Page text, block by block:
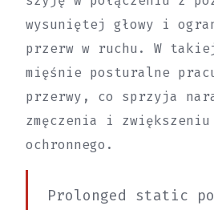
wysuniętej głowy i
przerw w ruchu. W
mięśnie posturalne
przerwy, co sprzyja
zmęczenia i
ochronnego.
Prolonged static